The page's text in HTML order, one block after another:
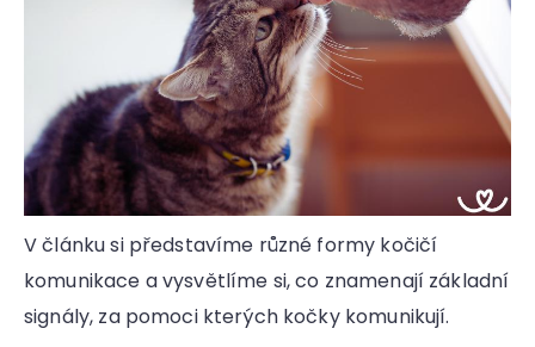
V článku si představíme různé formy kočičí
komunikace a vysvětlíme si, co znamenají základní
signály, za pomoci kterých kočky komunikují.
HLEDAT
D
o
p